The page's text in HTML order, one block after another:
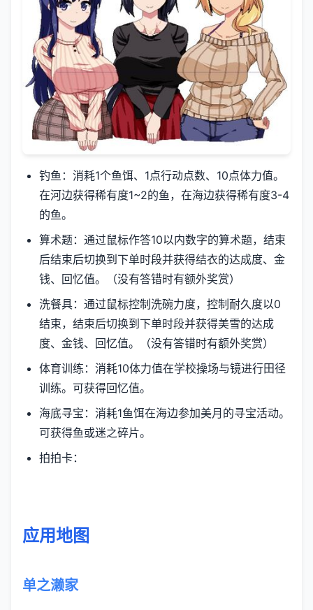
钓鱼：消耗1个鱼饵、1点行动点数、10点体力值。
在河边获得稀有度1~2的鱼，在海边获得稀有度3-4
的鱼。
算术题：通过鼠标作答10以内数字的算术题，结束
后结束后切换到下单时段并获得结衣的达成度、金
钱、回忆值。（没有答错时有额外奖赏）
洗餐具：通过鼠标控制洗碗力度，控制耐久度以0
结束，结束后切换到下单时段并获得美雪的达成
度、金钱、回忆值。（没有答错时有额外奖赏）
体育训练：消耗10体力值在学校操场与镜进行田径
训练。可获得回忆值。
海底寻宝：消耗1鱼饵在海边参加美月的寻宝活动。
可获得鱼或迷之碎片。
拍拍卡：
应用地图
单之濑家